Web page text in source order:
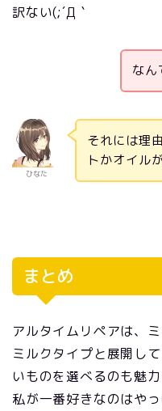
訳ない(;´Д｀
なん
ひなた
それには理
トかオイル
まとめ
アルタイムリペアは、
ミルクタイプと展開し
いものを選べるのも魅
私が一番好きなのはや